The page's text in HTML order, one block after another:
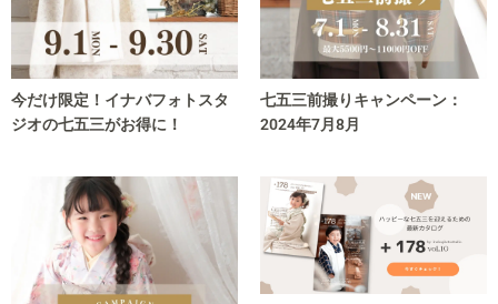
今だけ限定！イナバフォトスタ
ジオの七五三がお得に！
七五三前撮りキャンペーン：
2024年7月8月